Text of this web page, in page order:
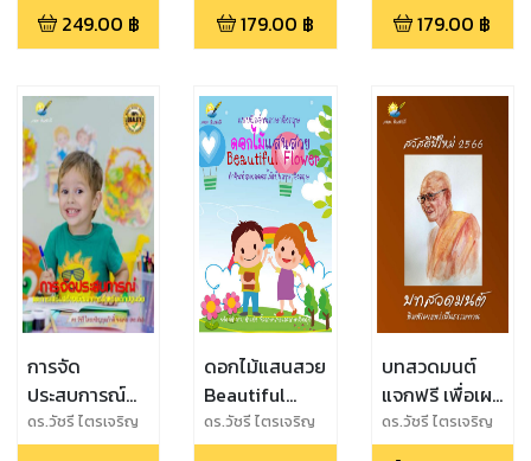
Management
Technique)
(ดร.ฝน)249.00 ฿
Structure)
(ดร.ฝน)179.00 ฿
(ดร.ฝน)179.00 ฿
การจัด
ประสบการณ์
และการเสริม
สร้างพัฒนาการ
ดร.วัชรี ไตรเจริญ
กุลภักดิ์ จงแจ่ม
ดอกไม้แสนสวย
Beautiful
Flower
ดร.วัชรี ไตรเจริญ
กุลภักดิ์ จงแจ่ม
บทสวดมนต์
แจกฟรี เพื่อเผย
แพร่เป็นธรรม
ทาน
ดร.วัชรี ไตรเจริญ
กุลภักดิ์ จงแจ่ม